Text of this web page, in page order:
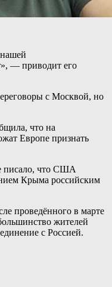
— приводит его
с Москвой, но
что на
Европе признать
писало, что США
Крыма российским
проведённого в марте
жителей
с Россией.